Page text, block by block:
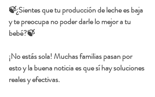
🍃¿Sientes que tu producción de leche es baja
y te preocupa no poder darle lo mejor a tu
bebé?🍃
¡No estás sola! Muchas familias pasan por
esto y la buena noticia es que sí hay soluciones
reales y efectivas.